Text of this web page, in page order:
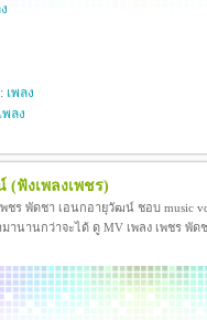
เพลง
เพลง
(ฟังเพลงเพชร)
ชร พัดชา เอนกอายุวัฒน์ ชอบ music
านานกว่าจะได้ ดู MV เพลง เพชร พั